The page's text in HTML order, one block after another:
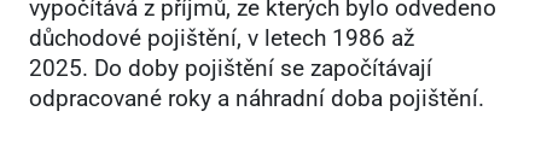
vypočítává z příjmů, ze kterých bylo odvedeno
důchodové pojištění, v letech 1986 až
2025. Do doby pojištění se započítávají
odpracované roky a náhradní doba pojištění.